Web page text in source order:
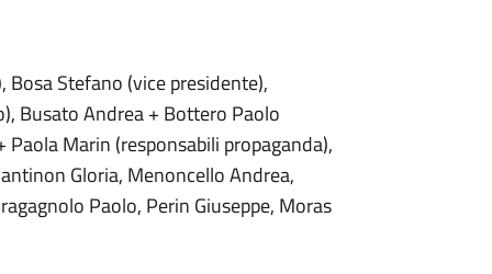
Stefano (vice presidente),
Busato Andrea + Bottero Paolo
Marin (responsabili propaganda),
Gloria, Menoncello Andrea,
Paolo, Perin Giuseppe, Moras